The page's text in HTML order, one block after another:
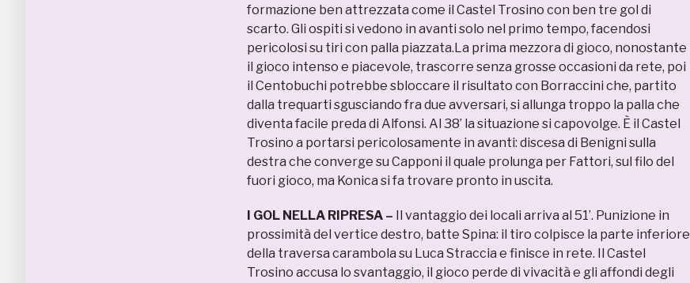
formazione ben attrezzata come il Castel Trosino con ben tre gol di
scarto. Gli ospiti si vedono in avanti solo nel primo tempo, facendosi
pericolosi su tiri con palla piazzata.La prima mezzora di gioco, nonostante
il gioco intenso e piacevole, trascorre senza grosse occasioni da rete, poi
il Centobuchi potrebbe sbloccare il risultato con Borraccini che, partito
dalla trequarti sgusciando fra due avversari, si allunga troppo la palla che
diventa facile preda di Alfonsi. Al 38’ la situazione si capovolge. È il Castel
Trosino a portarsi pericolosamente in avanti: discesa di Benigni sulla
destra che converge su Capponi il quale prolunga per Fattori, sul filo del
fuori gioco, ma Konica si fa trovare pronto in uscita.
I GOL NELLA RIPRESA – Il vantaggio dei locali arriva al 51’. Punizione in
prossimità del vertice destro, batte Spina: il tiro colpisce la parte inferiore
della traversa carambola su Luca Straccia e finisce in rete. Il Castel
Trosino accusa lo svantaggio, il gioco perde di vivacità e gli affondi degli